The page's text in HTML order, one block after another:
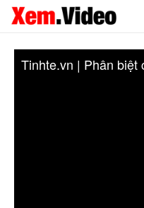
Tinhte.vn | Phân biệt